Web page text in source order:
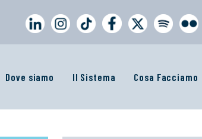
Dove siamo Il Sistema Cosa Facciamo